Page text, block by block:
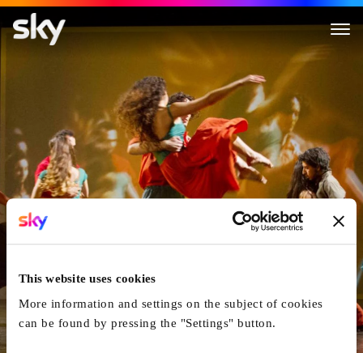
This website uses cookies
More information and settings on the subject of cookies
can be found by pressing the "Settings" button.
Argentina